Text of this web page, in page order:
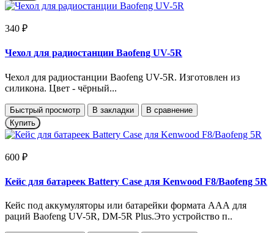
340 ₽
Чехол для радиостанции Baofeng UV-5R
Чехол для радиостанции Baofeng UV-5R. Изготовлен из
силикона. Цвет - чёрный...
Быстрый просмотр В закладки
В сравнение
Купить
600 ₽
Кейс для батареек Battery Case для Kenwood F8/Baofeng 5R
Кейс под аккумуляторы или батарейки формата ААА для
раций Baofeng UV-5R, DM-5R Plus.Это устройство п..